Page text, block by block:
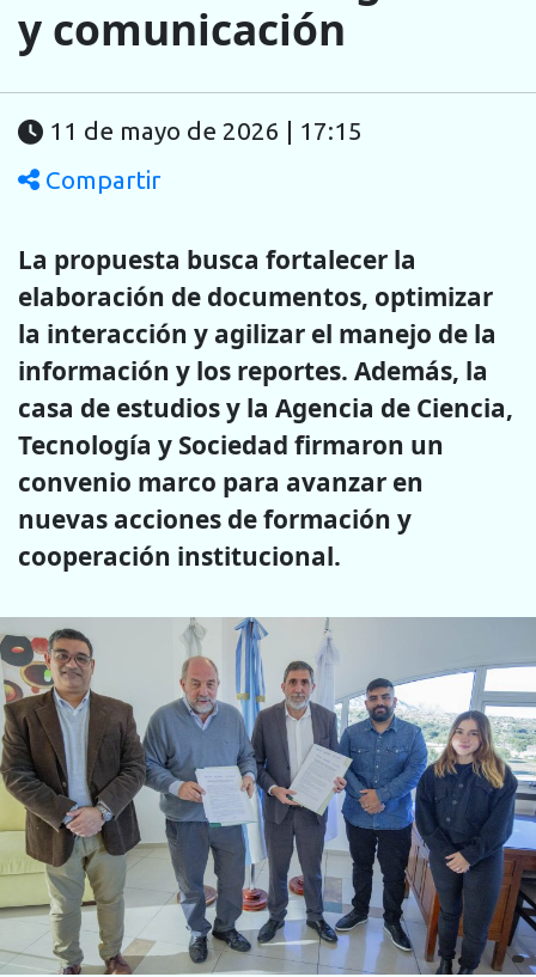
y comunicación
11 de mayo de 2026 | 17:15
Compartir
La propuesta busca fortalecer la
elaboración de documentos, optimizar
la interacción y agilizar el manejo de la
información y los reportes. Además, la
casa de estudios y la Agencia de Ciencia,
Tecnología y Sociedad firmaron un
convenio marco para avanzar en
nuevas acciones de formación y
cooperación institucional.